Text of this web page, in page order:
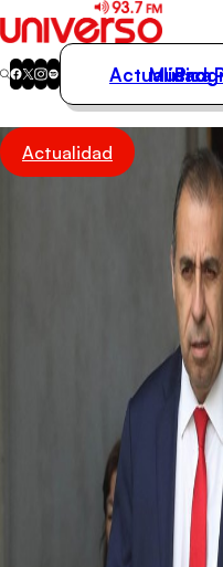
Actualidad
Música
Actualidad
Música
Actualidad